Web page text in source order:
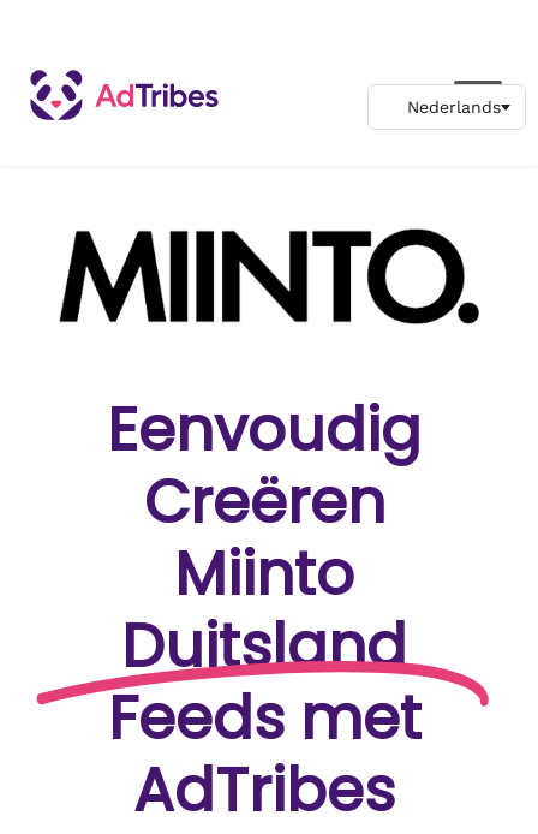
Eenvoudig
Creëren
Miinto
Duitsland
Feeds met
AdTribes